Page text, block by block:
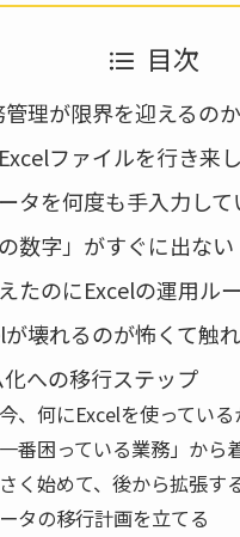
目次
理が限界を迎えるのか
ファイルを行き来
タを何度も手入力して
数字」がすぐに出ない
たのにExcelの運用ル
壊れるのが怖くて触
への移行ステップ
、何にExcelを使ってい
番困っている業務」から
く始めて、後から拡張す
タの移行計画を立てる